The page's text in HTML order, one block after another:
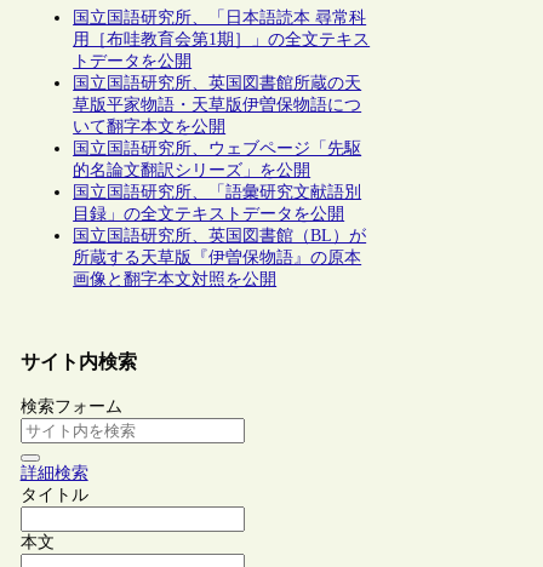
国立国語研究所、「日本語読本 尋常科
用［布哇教育会第1期］」の全文テキス
トデータを公開
国立国語研究所、英国図書館所蔵の天
草版平家物語・天草版伊曽保物語につ
いて翻字本文を公開
国立国語研究所、ウェブページ「先駆
的名論文翻訳シリーズ」を公開
国立国語研究所、「語彙研究文献語別
目録」の全文テキストデータを公開
国立国語研究所、英国図書館（BL）が
所蔵する天草版『伊曽保物語』の原本
画像と翻字本文対照を公開
サイト内検索
検索フォーム
詳細検索
タイトル
本文